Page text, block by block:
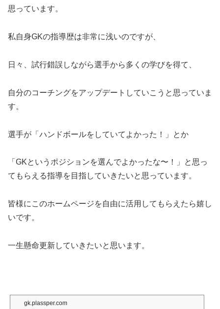
思っています。
私自身GKの指導歴は非常に浅いのですが、
日々、試行錯誤しながら選手から多くの学びを得て、
自分のコーチングをアップデートしていこうと思っていま
す。
選手が「ハンドボールをしていてよかった！」とか
「GKというポジションを選んでよかったな〜！」と思っ
てもらえる指導を目指していきたいと思っています。
皆様にこのホームページを自由に活用してもらえたら嬉し
いです。
一生懸命更新していきたいと思います。
gk.plassper.com